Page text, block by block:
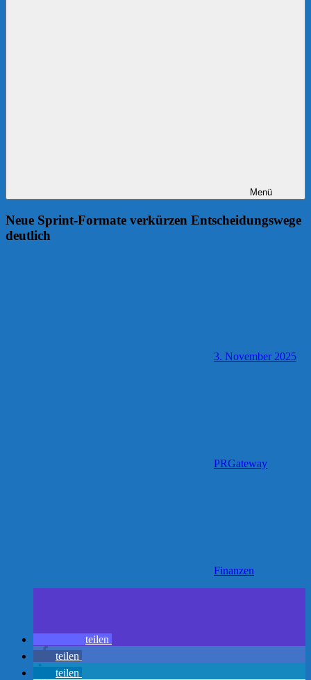
Menü
Neue Sprint-Formate verkürzen Entscheidungswege
deutlich
3. November 2025
PRGateway
Finanzen
teilen
teilen
teilen